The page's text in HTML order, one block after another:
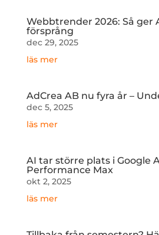
Webbtrender 2026: Så ger
försprång
dec 29, 2025
läs mer
AdCrea AB nu fyra år –
dec 5, 2025
läs mer
AI tar större plats i Google
Performance Max
okt 2, 2025
läs mer